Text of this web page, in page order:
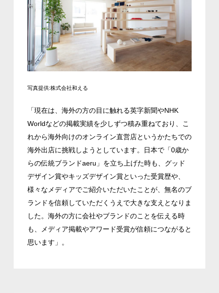
写真提供:株式会社和える
「現在は、海外の方の目に触れる英字新聞やNHK
Worldなどの掲載実績を少しずつ積み重ねており、こ
れから海外向けのオンライン直営店というかたちでの
海外出店に挑戦しようとしています。日本で「0歳か
らの伝統ブランドaeru」を立ち上げた時も、グッド
デザイン賞やキッズデザイン賞といった受賞歴や、
様々なメディアでご紹介いただいたことが、無名のブ
ランドを信頼していただくうえで大きな支えとなりま
した。海外の方に会社やブランドのことを伝える時
も、メディア掲載やアワード受賞が信頼につながると
思います」。